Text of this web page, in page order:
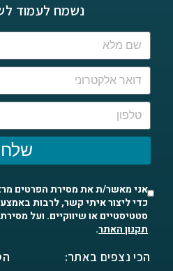
נשמח לעמוד
שלח
אני מאשר/ת את מסירת הפרטים
כדי ליצור איתי קשר, לרבות
סטטיסטיים או שיווקיים. ועל
תקנון האתר.
הכי נצפים באתר: